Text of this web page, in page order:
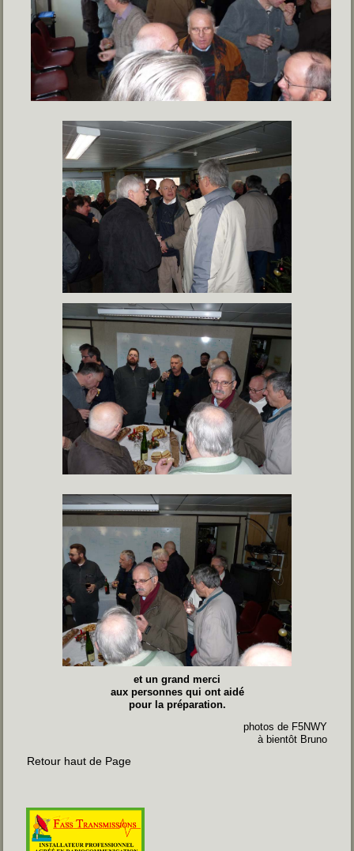
et un grand merci
aux personnes qui ont aidé
pour la préparation.
photos de F5NWY
à bientôt Bruno
Retour haut de Page